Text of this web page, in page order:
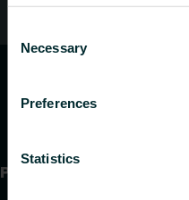
Selection
Necessary
Preferences
Statistics
Produkte